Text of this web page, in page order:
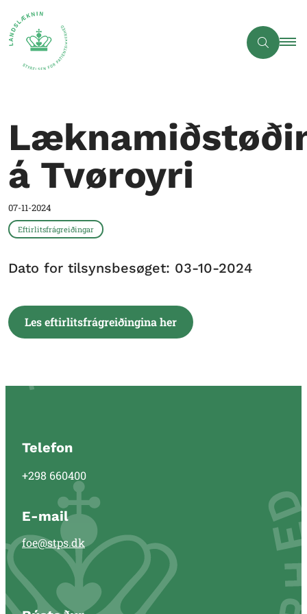
á Tvøroyri
07-11-2024
Eftirlitsfrágreiðingar
Dato for tilsynsbesøget: 03-10-2024
Les eftirlitsfrágreiðingina her
Telefon
+298 660400
E-mail
foe@stps.dk